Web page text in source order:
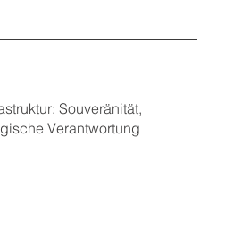
Souveränität,
Verantwortung